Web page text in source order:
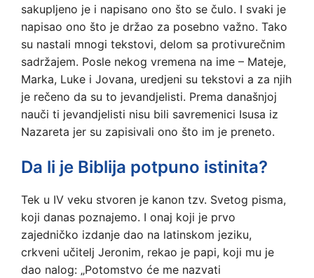
sakupljeno je i napisano ono što se čulo. I svaki je
napisao ono što je držao za posebno važno. Tako
su nastali mnogi tekstovi, delom sa protivurečnim
sadržajem. Posle nekog vremena na ime – Mateje,
Marka, Luke i Jovana, uredjeni su tekstovi a za njih
je rečeno da su to jevandjelisti. Prema današnjoj
nauči ti jevandjelisti nisu bili savremenici Isusa iz
Nazareta jer su zapisivali ono što im je preneto.
Da li je Biblija potpuno istinita?
Tek u IV veku stvoren je kanon tzv. Svetog pisma,
koji danas poznajemo. I onaj koji je prvo
zajedničko izdanje dao na latinskom jeziku,
crkveni učitelj Jeronim, rekao je papi, koji mu je
dao nalog: „Potomstvo će me nazvati